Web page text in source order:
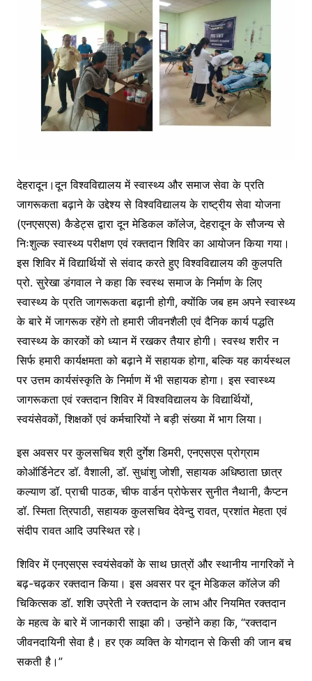
देहरादून।दून विश्वविद्यालय में स्वास्थ्य और समाज सेवा के प्रति
जागरूकता बढ़ाने के उद्देश्य से विश्वविद्यालय के राष्ट्रीय सेवा योजना
(एनएसएस) कैडेट्स द्वारा दून मेडिकल कॉलेज, देहरादून के सौजन्य से
निःशुल्क स्वास्थ्य परीक्षण एवं रक्तदान शिविर का आयोजन किया गया।
इस शिविर में विद्यार्थियों से संवाद करते हुए विश्वविद्यालय की कुलपति
प्रो. सुरेखा डंगवाल ने कहा कि स्वस्थ समाज के निर्माण के लिए
स्वास्थ्य के प्रति जागरूकता बढ़ानी होगी, क्योंकि जब हम अपने स्वास्थ्य
के बारे में जागरूक रहेंगे तो हमारी जीवनशैली एवं दैनिक कार्य पद्धति
स्वास्थ्य के कारकों को ध्यान में रखकर तैयार होगी। स्वस्थ शरीर न
सिर्फ हमारी कार्यक्षमता को बढ़ाने में सहायक होगा, बल्कि यह कार्यस्थल
पर उत्तम कार्यसंस्कृति के निर्माण में भी सहायक होगा। इस स्वास्थ्य
जागरूकता एवं रक्तदान शिविर में विश्वविद्यालय के विद्यार्थियों,
स्वयंसेवकों, शिक्षकों एवं कर्मचारियों ने बड़ी संख्या में भाग लिया।
इस अवसर पर कुलसचिव श्री दुर्गेश डिमरी, एनएसएस प्रोग्राम
कोऑर्डिनेटर डॉ. वैशाली, डॉ. सुधांशु जोशी, सहायक अधिष्ठाता छात्र
कल्याण डॉ. प्राची पाठक, चीफ वार्डन प्रोफेसर सुनीत नैथानी, कैप्टन
डॉ. स्मिता त्रिपाठी, सहायक कुलसचिव देवेन्दु रावत, प्रशांत मेहता एवं
संदीप रावत आदि उपस्थित रहे।
शिविर में एनएसएस स्वयंसेवकों के साथ छात्रों और स्थानीय नागरिकों ने
बढ़-चढ़कर रक्तदान किया। इस अवसर पर दून मेडिकल कॉलेज की
चिकित्सक डॉ. शशि उप्रेती ने रक्तदान के लाभ और नियमित रक्तदान
के महत्व के बारे में जानकारी साझा की। उन्होंने कहा कि, “रक्तदान
जीवनदायिनी सेवा है। हर एक व्यक्ति के योगदान से किसी की जान बच
सकती है।”